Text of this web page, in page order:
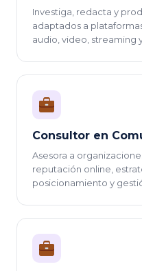
Investiga, redacta y
adaptados a
audio, video, streaming
Consultor en
Asesora a
reputación online,
posicionamiento y